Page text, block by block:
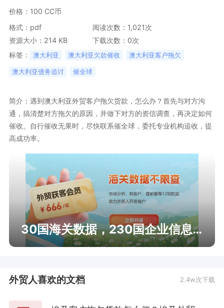
价格：100 CC币
格式：pdf
阅读次数：1,021次
资源大小：214 KB
下载次数：0次
标签：
澳大利亚 澳大利亚欠款催收 澳大利亚客户拖欠
澳大利亚债务追讨 催全球
简介：遇到澳大利亚外贸客户拖欠货款，怎么办？首先与对方沟
通，搞清楚对方拖欠的原因，并做下对方的资信调查，再决定如何
催收。自行催收无果时，尽快联系催全球，委托专业机构追收，提
高成功率。
30国海关数据，230国企业信息查询
外贸人喜欢的文档 2.4w次下载